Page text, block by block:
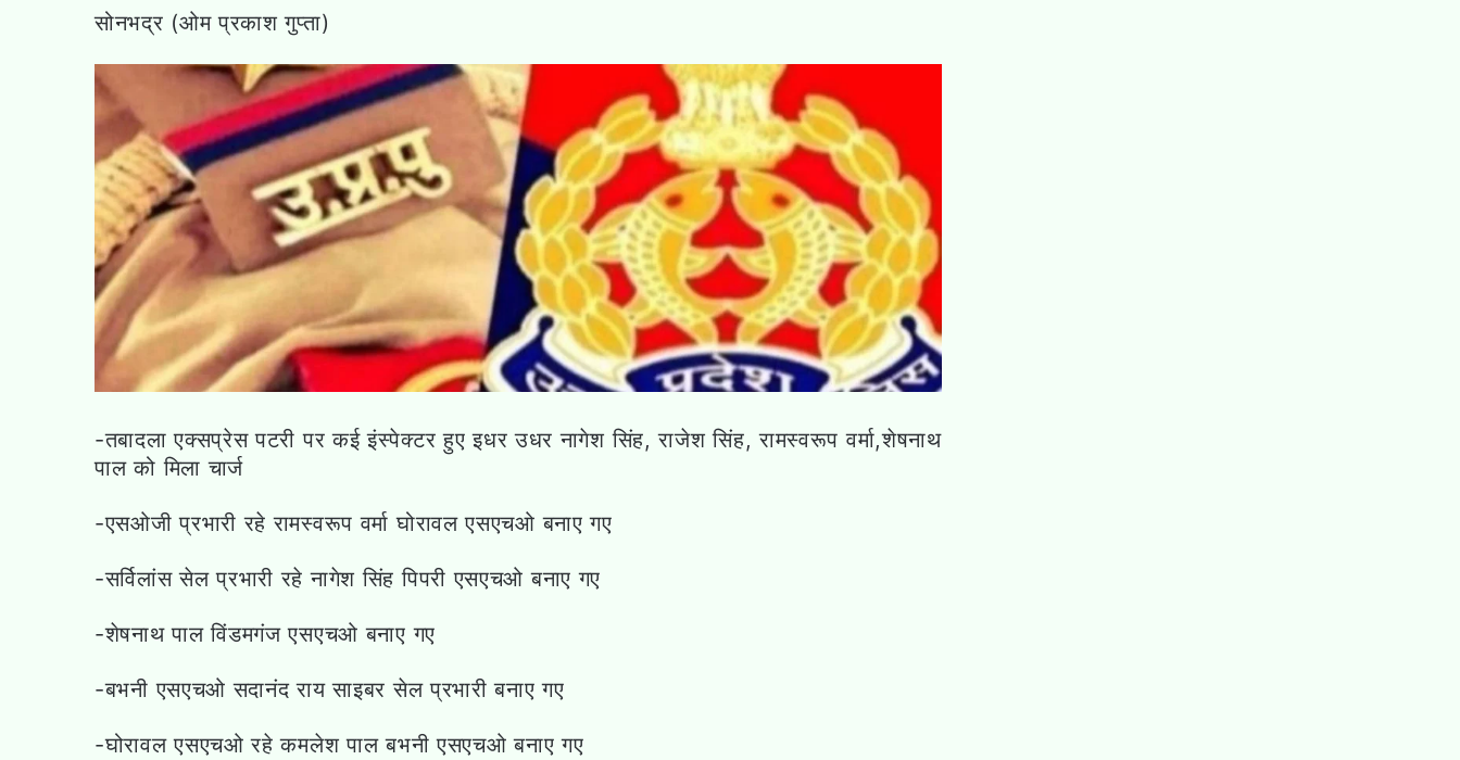
सोनभद्र (ओम प्रकाश गुप्ता)
-तबादला एक्सप्रेस पटरी पर कई इंस्पेक्टर हुए इधर उधर नागेश सिंह, राजेश सिंह, रामस्वरूप वर्मा,शेषनाथ
पाल को मिला चार्ज
-एसओजी प्रभारी रहे रामस्वरूप वर्मा घोरावल एसएचओ बनाए गए
-सर्विलांस सेल प्रभारी रहे नागेश सिंह पिपरी एसएचओ बनाए गए
-शेषनाथ पाल विंडमगंज एसएचओ बनाए गए
-बभनी एसएचओ सदानंद राय साइबर सेल प्रभारी बनाए गए
-घोरावल एसएचओ रहे कमलेश पाल बभनी एसएचओ बनाए गए